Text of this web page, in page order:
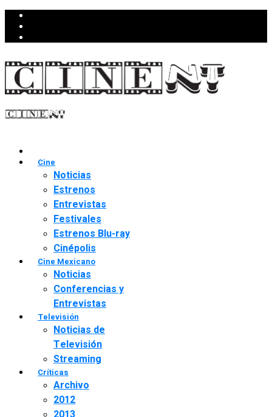
Cine
Noticias
Estrenos
Entrevistas
Festivales
Estrenos Blu-ray
Cinépolis
Cine Mexicano
Noticias
Conferencias y
Entrevistas
Televisión
Noticias de
Televisión
Streaming
Críticas
Archivo
2012